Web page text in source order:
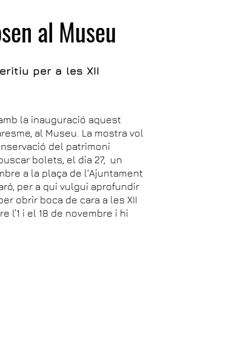
al Museu
per a les XII
la inauguració aquest
al Museu. La mostra vol
del patrimoni
bolets, el dia 27, un
a la plaça de l'Ajuntament
per a qui vulgui aprofundir
obrir boca de cara a les XII
l’1 i el 18 de novembre i hi